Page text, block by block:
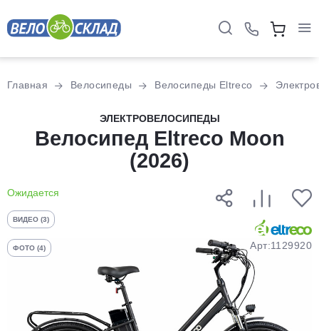
Главная Велосипеды Велосипеды Eltreco
ЭЛЕКТРОВЕЛОСИПЕДЫ
Велосипед Eltreco Moon
(2026)
Ожидается
ВИДЕО (3)
ФОТО (4) Арт:1129920
Разбейте
оплатуна части
без переплат
График платежей